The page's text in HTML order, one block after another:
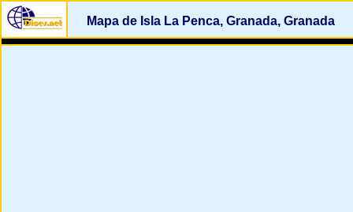
Mapa de Isla La Penca, Granada, Granada